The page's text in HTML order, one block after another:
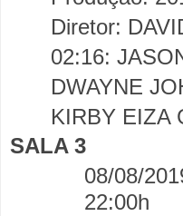
Diretor:
02:16:
DWAYNE
KIRBY EIZA
SALA 3
08/08/
22:00h